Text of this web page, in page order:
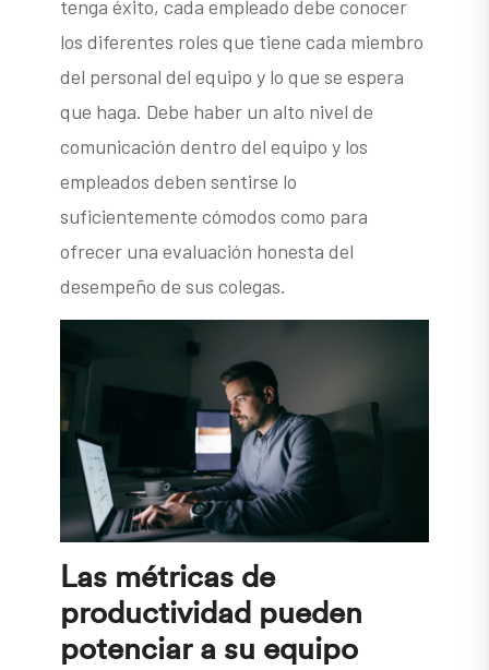
tenga éxito, cada empleado debe conocer
los diferentes roles que tiene cada miembro
del personal del equipo y lo que se espera
que haga. Debe haber un alto nivel de
comunicación dentro del equipo y los
empleados deben sentirse lo
suficientemente cómodos como para
ofrecer una evaluación honesta del
desempeño de sus colegas.
Las métricas de
productividad pueden
potenciar a su equipo